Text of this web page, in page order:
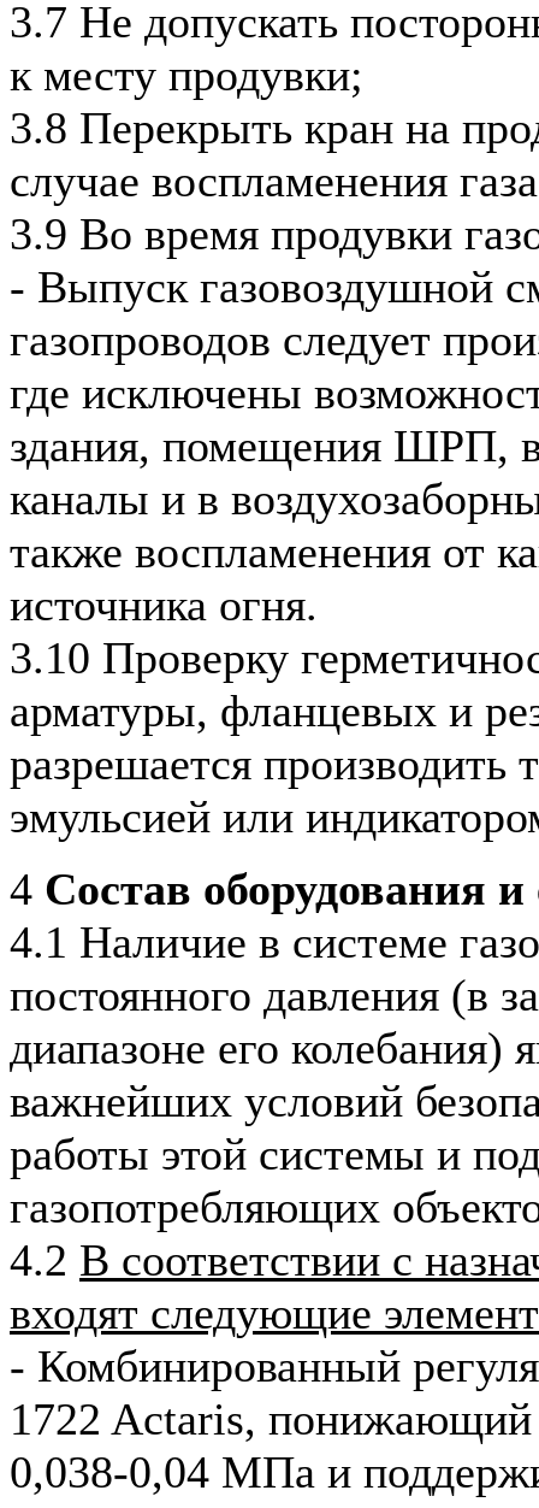
3.7 Не допускать
к месту продувки;
3.8 Перекрыть кран на
случае воспламенения
3.9 Во время продувки
- Выпуск газовоздушной
газопроводов следует
где исключены
здания, помещения ШРП,
каналы и в
также воспламенения от
источника огня.
3.10 Проверку
арматуры, фланцевых и
разрешается производить
эмульсией или
4 Состав оборудования и
4.1 Наличие в системе
постоянного давления (в
диапазоне его колебания)
важнейших условий
работы этой системы и
газопотребляющих
4.2 В соответствии с
входят следующие
- Комбинированный
1722 Actaris, понижающий
0,038-0,04 МПа и